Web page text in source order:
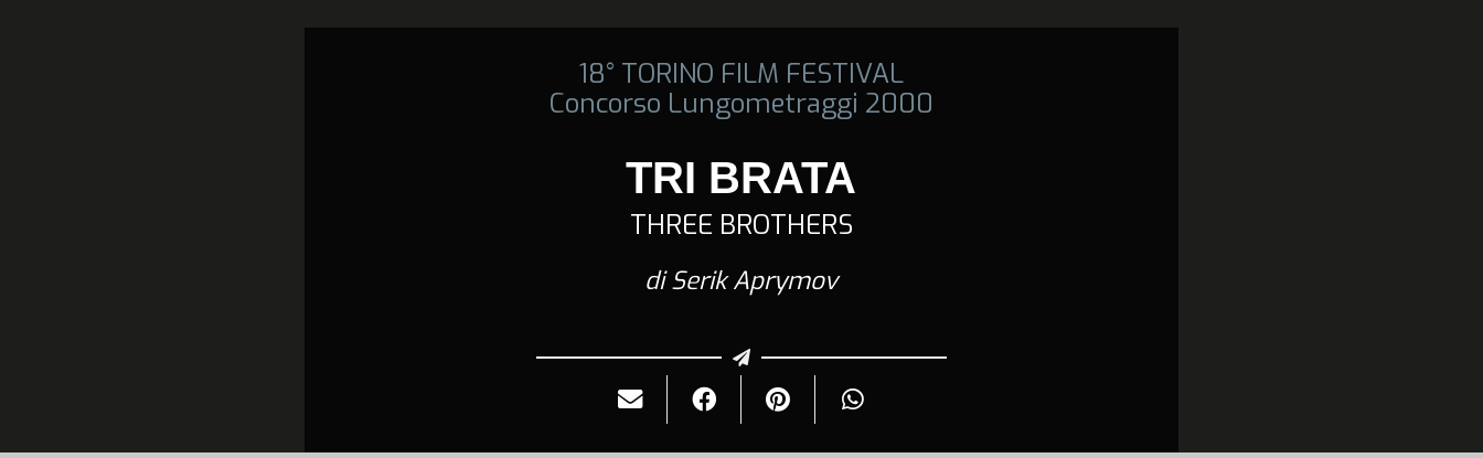
18° TORINO FILM FESTIVAL
Concorso Lungometraggi 2000
TRI BRATA
THREE BROTHERS
di Serik Aprymov